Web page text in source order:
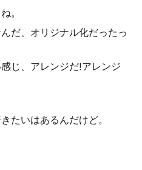
。
だ、オリジナル化だったっ
じ、アレンジだ!アレンジ
たいはあるんだけど。